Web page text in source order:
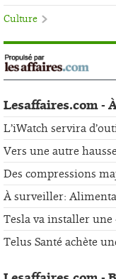
Culture
Lesaffaires.com -
L’iWatch servira
Vers une autre
Des compressions
À surveiller:
Tesla va installer une
Telus Santé achète